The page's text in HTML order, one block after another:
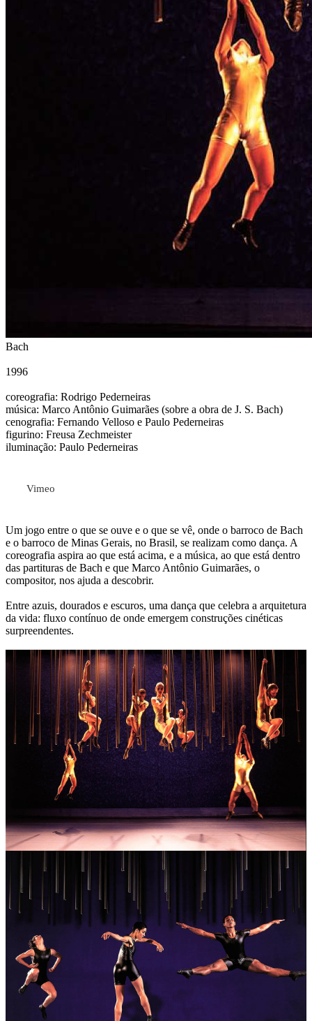
Bach
1996
coreografia: Rodrigo Pederneiras
música: Marco Antônio Guimarães (sobre a obra de J. S. Bach)
cenografia: Fernando Velloso e Paulo Pederneiras
figurino: Freusa Zechmeister
iluminação: Paulo Pederneiras
Vimeo
Um jogo entre o que se ouve e o que se vê, onde o barroco de Bach
e o barroco de Minas Gerais, no Brasil, se realizam como dança. A
coreografia aspira ao que está acima, e a música, ao que está dentro
das partituras de Bach e que Marco Antônio Guimarães, o
compositor, nos ajuda a descobrir.
Entre azuis, dourados e escuros, uma dança que celebra a arquitetura
da vida: fluxo contínuo de onde emergem construções cinéticas
surpreendentes.